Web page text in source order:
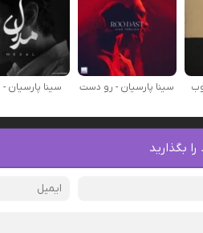
سینا پارسیان - رو دست سینا پارسیان
بگذارید